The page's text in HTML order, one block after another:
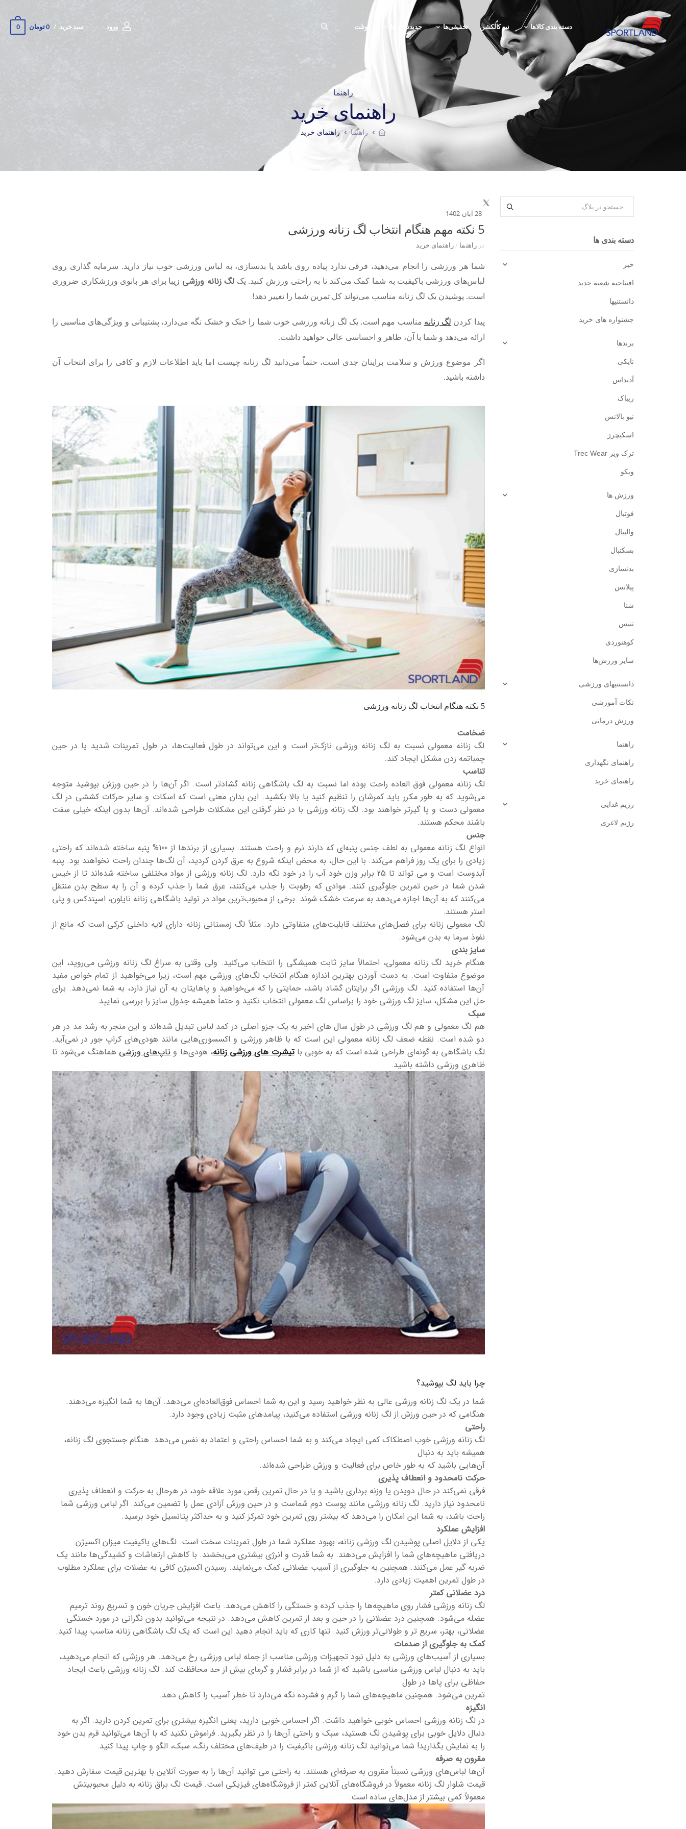
دسته بندی کالاها نیو کالکشن تخفیفی‌ها جدیدترین ها اوتلت ورود سبد خرید 0 تومان 0
راهنما
راهنمای خرید
راهنما راهنمای خرید
دسته بندی ها
خبر
افتتاحیه شعبه جدید
دانستنیها
جشنواره های خرید
برندها
نایکی
آدیداس
ریباک
نیو بالانس
اسکیچرز
ترک ویر Trec Wear
ویکو
ورزش ‌ها
فوتبال
والیبال
بسکتبال
بدنسازی
پیلاتس
شنا
تنیس
کوهنوردی
سایر ورزش‌ها
دانستنیهای ورزشی
نکات آموزشی
ورزش درمانی
راهنما
راهنمای نگهداری
راهنمای خرید
رژیم غذایی
رژیم لاغری
28 آبان 1402
5 نکته مهم هنگام انتخاب لگ زنانه ورزشی
در راهنما /راهنمای خرید
شما هر ورزشی را انجام می‌دهید، فرقی ندارد پیاده روی باشد یا بدنسازی، به لباس ورزشی خوب نیاز دارید. سرمایه گذاری روی
لباس‌های ورزشی باکیفیت به شما کمک می‌کند تا به راحتی ورزش کنید. یک لگ زنانه ورزشی زیبا برای هر بانوی ورزشکاری ضروری
است. پوشیدن یک لگ زنانه مناسب می‌تواند کل تمرین شما را تغییر دهد!
پیدا کردن لگ زنانه مناسب مهم است. یک لگ زنانه ورزشی خوب شما را خنک و خشک نگه می‌دارد، پشتیبانی و ویژگی‌های مناسبی را
ارائه می‌دهد و شما با آن، ظاهر و احساسی عالی خواهید داشت.
اگر موضوع ورزش و سلامت برایتان جدی است، حتماً می‌دانید لگ زنانه چیست اما باید اطلاعات لازم و کافی را برای انتخاب آن
داشته باشید.
5 نکته هنگام انتخاب لگ زنانه ورزشی
ضخامت
لگ زنانه معمولی نسبت به لگ زنانه ورزشی نازک‌تر است و این می‌تواند در طول فعالیت‌ها، در طول تمرینات شدید یا در حین
چمباتمه زدن مشکل ایجاد کند.
تناسب
لگ زنانه معمولی فوق العاده راحت بوده اما نسبت به لگ باشگاهی زنانه گشادتر است. اگر آن‌ها را در حین ورزش بپوشید متوجه
می‌شوید که به طور مکرر باید کمرشان را تنظیم کنید یا بالا بکشید. این بدان معنی است که اسکات و سایر حرکات کششی در لگ
معمولی دست و پا گیرتر خواهند بود. لگ زنانه ورزشی با در نظر گرفتن این مشکلات طراحی شده‌اند. آن‌ها بدون اینکه خیلی سفت
باشند محکم هستند.
جنس
انواع لگ زنانه معمولی به لطف جنس پنبه‌ای که دارند نرم و راحت هستند. بسیاری از برندها از 100% پنبه ساخته شده‌اند که راحتی
زیادی را برای یک روز فراهم می‌کند. با این حال، به محض اینکه شروع به عرق کردن کردید، آن لگ‌ها چندان راحت نخواهند بود. پنبه
آبدوست است و می تواند تا 25 برابر وزن خود آب را در خود نگه دارد. لگ زنانه ورزشی از مواد مختلفی ساخته شده‌اند تا از خیس
شدن شما در حین تمرین جلوگیری کنند. موادی که رطوبت را جذب می‌کنند، عرق شما را جذب کرده و آن را به سطح بدن منتقل
می‌کنند که به آن‌ها اجازه می‌دهد به سرعت خشک شوند. برخی از محبوب‌ترین مواد در تولید باشگاهی زنانه نایلون، اسپندکس و پلی
استر هستند.
لگ معمولی زنانه برای فصل‌های مختلف قابلیت‌های متفاوتی دارد. مثلاً لگ زمستانی زنانه دارای لایه داخلی کرکی است که مانع از
نفوذ سرما به بدن می‌شود.
سایز بندی
هنگام خرید لگ زنانه معمولی، احتمالاً سایز ثابت همیشگی را انتخاب می‌کنید. ولی وقتی به سراغ لگ زنانه ورزشی می‌روید، این
موضوع متفاوت است. به دست آوردن بهترین اندازه هنگام انتخاب لگ‌های ورزشی مهم است، زیرا می‌خواهید از تمام خواص مفید
آن‌ها استفاده کنید. لگ ورزشی اگر برایتان گشاد باشد، حمایتی را که می‌خواهید و پاهایتان به آن نیاز دارد، به شما نمی‌دهد. برای
حل این مشکل، سایز لگ ورزشی خود را براساس لگ معمولی انتخاب نکنید و حتماً همیشه جدول سایز را بررسی نمایید.
سبک
هم لگ معمولی و هم لگ ورزشی در طول سال های اخیر به یک جزو اصلی در کمد لباس تبدیل شده‌اند و این منجر به رشد مد در هر
دو شده است. نقطه ضعف لگ زنانه معمولی این است که با ظاهر ورزشی و اکسسوری‌هایی مانند هودی‌های کراپ جور در نمی‌آید.
لگ باشگاهی به گونه‌ای طراحی شده‌ است که به خوبی باتیشرت های ورزشی زنانه، هودی‌ها و تاپ‌های ورزشی هماهنگ می‌شود تا
ظاهری ورزشی داشته باشید.
چرا باید لگ بپوشید؟
شما در یک لگ زنانه ورزشی عالی به نظر خواهید رسید و این به شما احساس فوق‌العاده‌ای می‌دهد. آن‌ها به شما انگیزه می‌دهند.
هنگامی که در حین ورزش از لگ زنانه ورزشی استفاده می‌کنید، پیامدهای مثبت زیادی وجود دارد.
راحتی
لگ زنانه ورزشی خوب اصطکاک کمی ایجاد می‌کند و به شما احساس راحتی و اعتماد به نفس می‌دهد. هنگام جستجوی لگ زنانه،
همیشه باید به دنبال
آن‌هایی باشید که به طور خاص برای فعالیت و ورزش طراحی شده‌اند.
حرکت نامحدود و انعطاف پذیری
فرقی نمی‌کند در حال دویدن یا وزنه برداری باشید و یا در حال تمرین رقص مورد علاقه خود، در هرحال به حرکت و انعطاف پذیری
نامحدود نیاز دارید. لگ زنانه ورزشی مانند پوست دوم شماست و در حین ورزش آزادی عمل را تضمین می‌کند. اگر لباس ورزشی شما
راحت باشد، به شما این امکان را می‌دهد که بیشتر روی تمرین خود تمرکز کنید و به حداکثر پتانسیل خود برسید.
افزایش عملکرد
یکی از دلایل اصلی پوشیدن لگ ورزشی زنانه، بهبود عملکرد شما در طول تمرینات سخت است. لگ‌های باکیفیت میزان اکسیژن
دریافتی ماهیچه‌های شما را افزایش می‌دهند. به شما قدرت و انرژی بیشتری می‌بخشند. با کاهش ارتعاشات و کشیدگی‌ها مانند یک
ضربه گیر عمل می‌کنند. همچنین به جلوگیری از آسیب عضلانی کمک می‌نمایند. رسیدن اکسیژن کافی به عضلات برای عملکرد مطلوب
در طول تمرین اهمیت زیادی دارد.
درد عضلانی کمتر
لگ زنانه ورزشی فشار روی ماهیچه‌ها را جذب کرده و خستگی را کاهش می‌دهد. باعث افزایش جریان خون و تسریع روند ترمیم
عضله می‌شود. همچنین درد عضلانی را در حین و بعد از تمرین کاهش می‌دهد. در نتیجه می‌توانید بدون نگرانی در مورد خستگی
عضلانی، بهتر، سریع تر و طولانی‌تر ورزش کنید. تنها کاری که باید انجام دهید این است که یک لگ باشگاهی زنانه مناسب پیدا کنید.
کمک به جلوگیری از صدمات
بسیاری از آسیب‌های ورزشی به دلیل نبود تجهیزات ورزشی مناسب از جمله لباس ورزشی رخ می‌دهد. هر ورزشی که انجام می‌دهید،
باید به دنبال لباس ورزشی مناسبی باشید که از شما در برابر فشار و گرمای بیش از حد محافظت کند. لگ زنانه ورزشی باعث ایجاد
حفاظی برای پاها در طول
تمرین می‌شود. همچنین ماهیچه‌های شما را گرم و فشرده نگه می‌دارد تا خطر آسیب را کاهش دهد.
انگیزه
در لگ زنانه ورزشی احساس خوبی خواهید داشت. اگر احساس خوبی دارید، یعنی انگیزه بیشتری برای تمرین کردن دارید. اگر به
دنبال دلایل خوبی برای پوشیدن لگ هستید، سبک و راحتی آن‌ها را در نظر بگیرید. فراموش نکنید که با آن‌ها می‌توانید فرم بدن خود
را به نمایش بگذارید! شما می‌توانید لگ زنانه ورزشی باکیفیت را در طیف‌های مختلف رنگ، سبک، الگو و چاپ پیدا کنید.
مقرون به صرفه
آن‌ها لباس‌های ورزشی نسبتاً مقرون به صرفه‌ای هستند. به راحتی می توانید آن‌ها را به صورت آنلاین با بهترین قیمت سفارش دهید.
قیمت شلوار لگ زنانه معمولاً در فروشگاه‌های آنلاین کمتر از فروشگاه‌های فیزیکی است. قیمت لگ براق زنانه به دلیل محبوبیتش
معمولاً کمی بیشتر از مدل‌های ساده است.